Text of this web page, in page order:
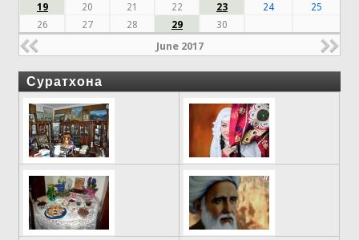
19
20 21 22 23 24
25
26
27 28 29 30
June 2017
Суратхона